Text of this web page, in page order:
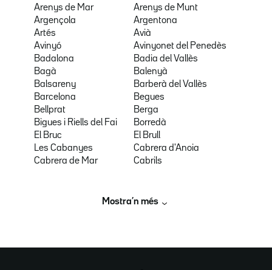
Arenys de Mar
Arenys de Munt
Argençola
Argentona
Artés
Avià
Avinyó
Avinyonet del Penedès
Badalona
Badia del Vallès
Bagà
Balenyà
Balsareny
Barberà del Vallès
Barcelona
Begues
Bellprat
Berga
Bigues i Riells del Fai
Borredà
El Bruc
El Brull
Les Cabanyes
Cabrera d'Anoia
Cabrera de Mar
Cabrils
Mostra’n més